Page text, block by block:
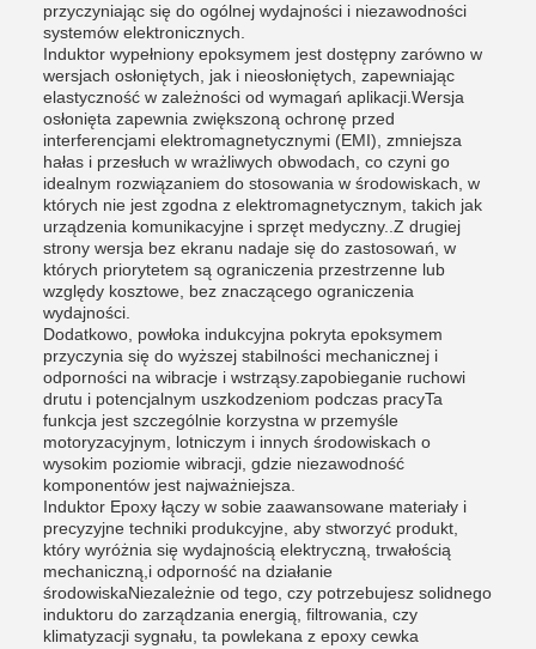
przyczyniając się do ogólnej wydajności i niezawodności
systemów elektronicznych.
Induktor wypełniony epoksymem jest dostępny zarówno w
wersjach osłoniętych, jak i nieosłoniętych, zapewniając
elastyczność w zależności od wymagań aplikacji.Wersja
osłonięta zapewnia zwiększoną ochronę przed
interferencjami elektromagnetycznymi (EMI), zmniejsza
hałas i przesłuch w wrażliwych obwodach, co czyni go
idealnym rozwiązaniem do stosowania w środowiskach, w
których nie jest zgodna z elektromagnetycznym, takich jak
urządzenia komunikacyjne i sprzęt medyczny..Z drugiej
strony wersja bez ekranu nadaje się do zastosowań, w
których priorytetem są ograniczenia przestrzenne lub
względy kosztowe, bez znaczącego ograniczenia
wydajności.
Dodatkowo, powłoka indukcyjna pokryta epoksymem
przyczynia się do wyższej stabilności mechanicznej i
odporności na wibracje i wstrząsy.zapobieganie ruchowi
drutu i potencjalnym uszkodzeniom podczas pracyTa
funkcja jest szczególnie korzystna w przemyśle
motoryzacyjnym, lotniczym i innych środowiskach o
wysokim poziomie wibracji, gdzie niezawodność
komponentów jest najważniejsza.
Induktor Epoxy łączy w sobie zaawansowane materiały i
precyzyjne techniki produkcyjne, aby stworzyć produkt,
który wyróżnia się wydajnością elektryczną, trwałością
mechaniczną,i odporność na działanie
środowiskaNiezależnie od tego, czy potrzebujesz solidnego
induktoru do zarządzania energią, filtrowania, czy
klimatyzacji sygnału, ta powlekana z epoxy cewka